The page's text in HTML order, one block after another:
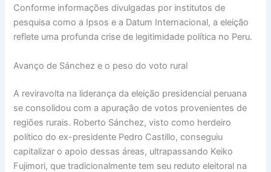
Conforme informações divulgadas por institutos de
pesquisa como a Ipsos e a Datum Internacional, a eleição
reflete uma profunda crise de legitimidade política no Peru.
Avanço de Sánchez e o peso do voto rural
A reviravolta na liderança da eleição presidencial peruana
se consolidou com a apuração de votos provenientes de
regiões rurais. Roberto Sánchez, visto como herdeiro
político do ex-presidente Pedro Castillo, conseguiu
capitalizar o apoio dessas áreas, ultrapassando Keiko
Fujimori, que tradicionalmente tem seu reduto eleitoral na